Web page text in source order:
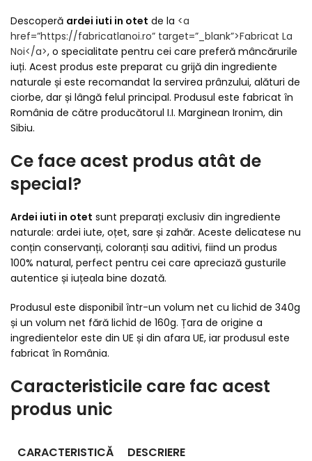
Descoperă ardei iuti in otet de la <a
href=”https://fabricatlanoi.ro” target=”_blank”>Fabricat La
Noi</a>, o specialitate pentru cei care preferă mâncărurile
iuți. Acest produs este preparat cu grijă din ingrediente
naturale și este recomandat la servirea prânzului, alături de
ciorbe, dar și lângă felul principal. Produsul este fabricat în
România de către producătorul I.I. Marginean Ironim, din
Sibiu.
Ce face acest produs atât de
special?
Ardei iuti in otet sunt preparați exclusiv din ingrediente
naturale: ardei iute, oțet, sare și zahăr. Aceste delicatese nu
conțin conservanți, coloranți sau aditivi, fiind un produs
100% natural, perfect pentru cei care apreciază gusturile
autentice și iuțeala bine dozată.
Produsul este disponibil într-un volum net cu lichid de 340g
și un volum net fără lichid de 160g. Țara de origine a
ingredientelor este din UE și din afara UE, iar produsul este
fabricat în România.
Caracteristicile care fac acest
produs unic
CARACTERISTICĂ DESCRIERE